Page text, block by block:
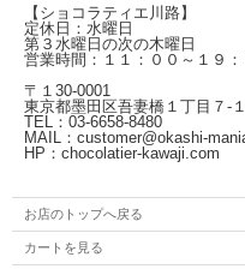
【ショコラティエ川路】
定休日：水曜日
第３水曜日の次の木曜日
営業時間：１１：００～１９：
〒１30-0001
東京都墨田区吾妻橋１丁目７-
TEL：03-6658-8480
MAIL：customer@okashi-
HP：chocolatier-kawaji.com
お店のトップへ戻る
カートを見る